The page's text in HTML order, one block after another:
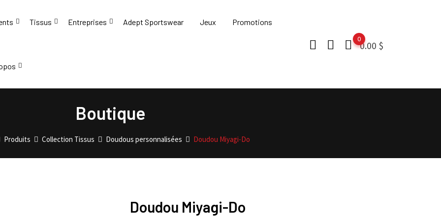
Tissus Entreprises Adept Sportswear Jeux Promotions
0.00 $
0
Boutique
Produits Collection Tissus Doudous personnalisées Doudou Miyagi-Do
Doudou Miyagi-Do